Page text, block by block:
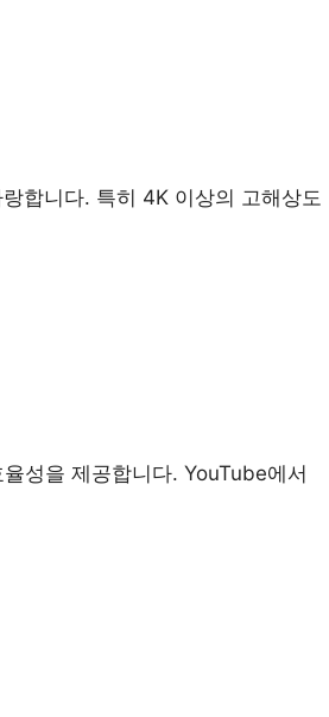
합니다. 특히 4K 이상의 고해상도
성을 제공합니다. YouTube에서